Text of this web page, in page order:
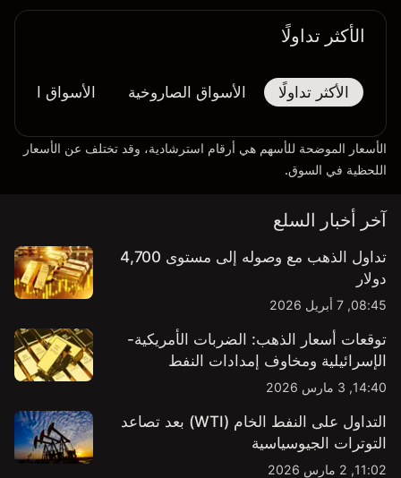
الأكثر تداولًا
الأكثر تداولًا الأسواق الصاروخية الأسواق
الأسعار الموضحة للأسهم هي أرقام استرشادية، وقد تختلف عن الأسعار
اللحظية في السوق.
آخر أخبار السلع
تداول الذهب مع وصوله إلى مستوى 4,700
دولار
08:45, 7 أبريل 2026
توقعات أسعار الذهب: الضربات الأمريكية-
الإسرائيلية ومخاوف إمدادات النفط
14:40, 3 مارس 2026
التداول على النفط الخام (WTI) بعد تصاعد
التوترات الجيوسياسية
11:02, 2 مارس 2026